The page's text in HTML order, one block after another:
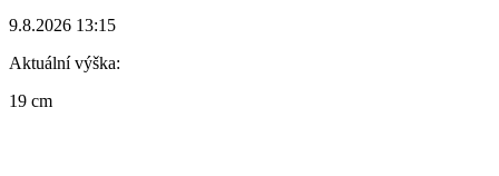
9.8.2026 13:15
Aktuální výška:
19 cm